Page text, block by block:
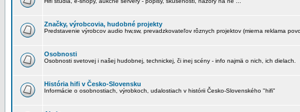
Značky, výrobcovia, hudobné projekty
Predstavenie výrobcov audio hw,sw, prevadzkovateľov rôznych projektov (mierna reklama
Osobnosti
Osobnosti svetovej i našej hudobnej, technickej, či inej scény - info najmä o nich, ich dielach.
História hifi v Česko-Slovensku
Informácie o osobnostiach, výrobkoch, udalostiach v histórii Česko-Slovenského "hifi"